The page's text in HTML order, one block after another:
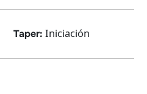
Taper: Iniciación